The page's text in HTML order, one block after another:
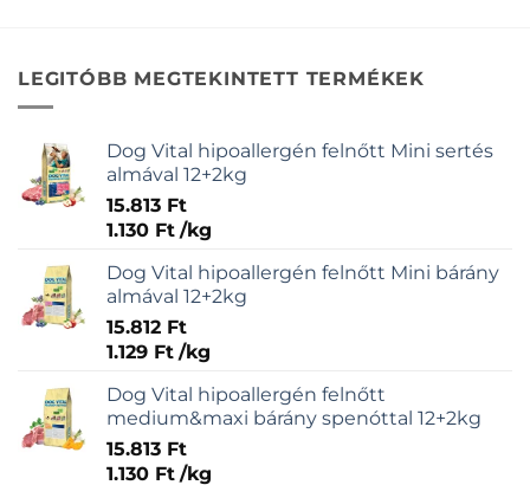
LEGITÓBB MEGTEKINTETT TERMÉKEK
Dog Vital hipoallergén felnőtt Mini sertés
almával 12+2kg
15.813 Ft
1.130 Ft /kg
Dog Vital hipoallergén felnőtt Mini bárány
almával 12+2kg
15.812 Ft
1.129 Ft /kg
Dog Vital hipoallergén felnőtt
medium&maxi bárány spenóttal 12+2kg
15.813 Ft
1.130 Ft /kg